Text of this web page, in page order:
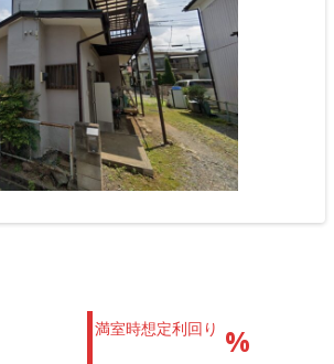
満室時想定利回り %